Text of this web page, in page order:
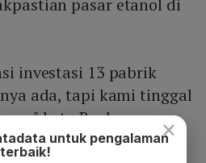
pasar etanol di
investasi 13 pabrik
ada, tapi kami tinggal
kata Rachman. ×
untuk pengalaman
terbaik!